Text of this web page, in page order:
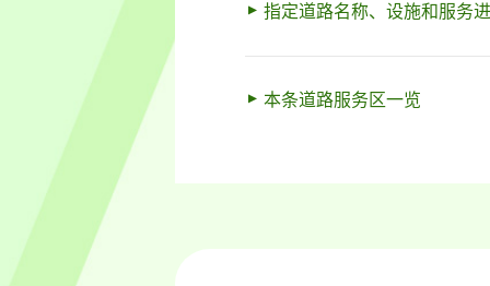
指定道路名称、设施和服务
本条道路服务区一览